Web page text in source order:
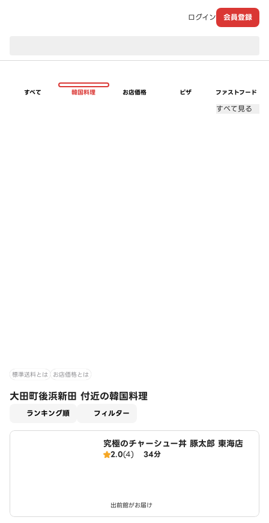
ログイン 会員登録
すべて 韓国料理 お店価格 ピザ ファストフード
すべて見る
標準送料とは お店価格とは
大田町後浜新田 付近の韓国料理
ランキング順 フィルター
究極のチャーシュー丼 豚太郎 東海店
2.0(4) 34分
出前館がお届け